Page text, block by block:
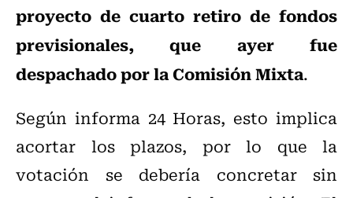
proyecto de cuarto retiro de fondos
previsionales, que ayer fue
despachado por la Comisión Mixta.
Según informa 24 Horas, esto implica
acortar los plazos, por lo que la
votación se debería concretar sin